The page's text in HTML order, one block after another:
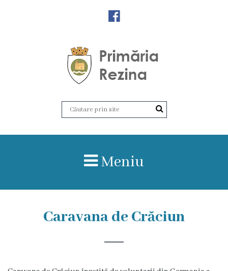
Amalgamare
Meniu
Caravana de Crăciun